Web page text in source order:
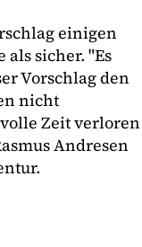
einigen
sicher. "Es
Vorschlag den
nicht
Zeit verloren
Andresen